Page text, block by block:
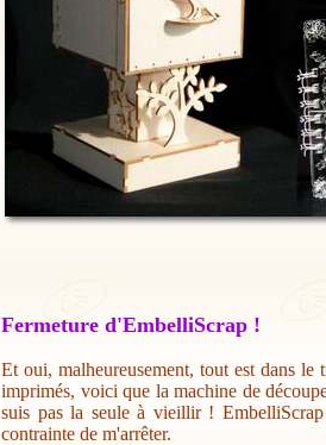
Fermeture d'EmbelliScrap !
Et oui, malheureusement, tout est dans
imprimés, voici que la machine de
suis pas la seule à vieillir !
contrainte de m'arrêter.